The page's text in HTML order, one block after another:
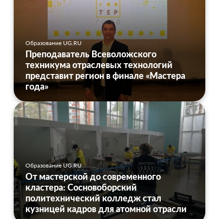
Образование UG.RU
Преподаватель Всеволожского
техникума отраслевых технологий
представит регион в финале «Мастера
года»
Образование UG.RU
От мастерской до современного
кластера: Сосновоборский
политехнический колледж стал
кузницей кадров для атомной отрасли